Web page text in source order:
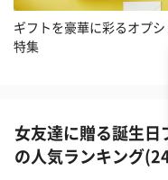
ギフトを豪華に彩るオプシ
特集
女友達に贈る誕生日
の人気ランキング